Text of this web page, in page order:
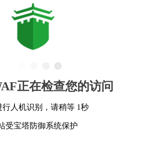
正在检查您的访问
行人机识别，请稍等 1秒
受宝塔防御系统保护